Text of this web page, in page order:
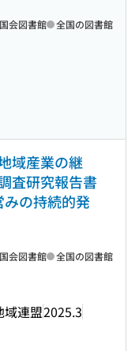
会図書館 全国の図書館
域産業の継
査研究報告書
の持続的発
域連盟2025.3
会図書館 全国の図書館